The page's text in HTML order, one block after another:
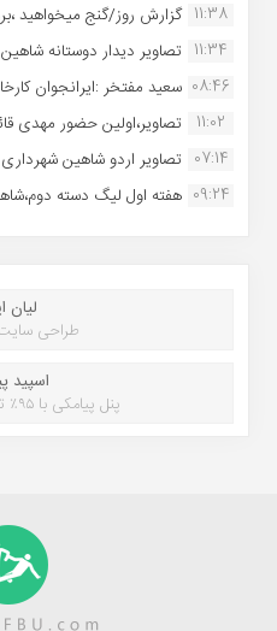
11:38 گزارش روز/گنج میخواهید
11:34 تصاویر دیدار دوستانه
08:46 سعید مفتخر :ایرانجوان
11:02
تصاویر،اولین حضور مهدی
07:14 تصاویر اردو شاهین
09:24 هفته اول لیگ دسته
لیان
طراحی
اسپید
پنل پیامکی با ۹۵٪ تخفیف خرید پنل